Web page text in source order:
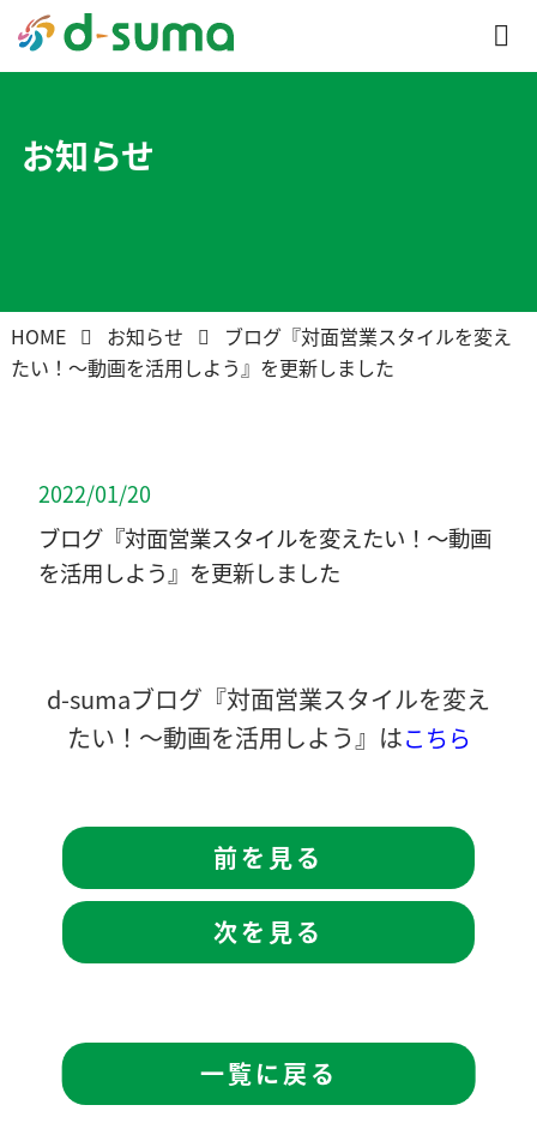
お知らせ
HOME お知らせ
ブログ『対面営業スタイルを変え
たい！～動画を活用しよう』を更新しました
2022/01/20
ブログ『対面営業スタイルを変えたい！～動画
を活用しよう』を更新しました
d-sumaブログ『対面営業スタイルを変え
たい！～動画を活用しよう』はこちら
前を見る
次を見る
一覧に戻る